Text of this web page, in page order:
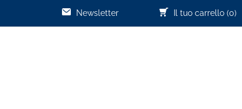
Il tuo carrello (0)
Newsletter